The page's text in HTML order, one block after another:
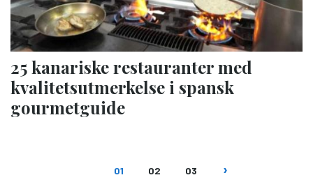
25 kanariske restauranter med
kvalitetsutmerkelse i spansk
gourmetguide
01 02 03